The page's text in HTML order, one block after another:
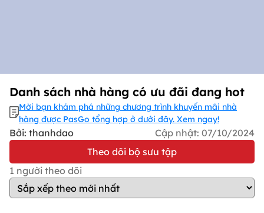
Danh sách nhà hàng có ưu đãi đang hot
Mời bạn khám phá những chương trình khuyến mãi nhà
hàng được PasGo tổng hợp ở dưới đây. Xem ngay!
Bởi: thanhdao Cập nhật: 07/10/2024
Theo dõi bộ sưu tập
1 người theo dõi